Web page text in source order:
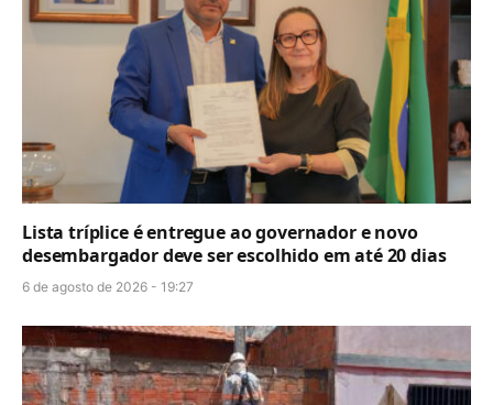
Lista tríplice é entregue ao governador e novo
desembargador deve ser escolhido em até 20 dias
6 de agosto de 2026 - 19:27